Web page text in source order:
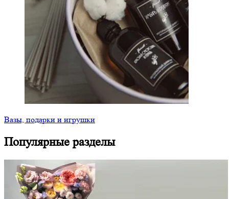
Вазы, подарки и игрушки
Популярные разделы